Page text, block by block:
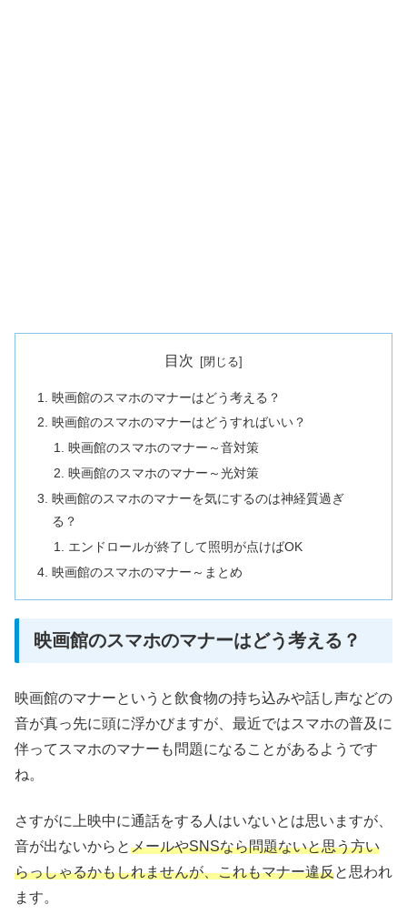
目次
映画館のスマホのマナーはどう考える？
映画館のスマホのマナーはどうすればいい？
映画館のスマホのマナー～音対策
映画館のスマホのマナー～光対策
映画館のスマホのマナーを気にするのは神経質過ぎ
る？
エンドロールが終了して照明が点けばOK
映画館のスマホのマナー～まとめ
映画館のスマホのマナーはどう考える？
映画館のマナーというと飲食物の持ち込みや話し声などの
音が真っ先に頭に浮かびますが、最近ではスマホの普及に
伴ってスマホのマナーも問題になることがあるようです
ね。
さすがに上映中に通話をする人はいないとは思いますが、
音が出ないからとメールやSNSなら問題ないと思う方い
らっしゃるかもしれませんが、これもマナー違反と思われ
ます。